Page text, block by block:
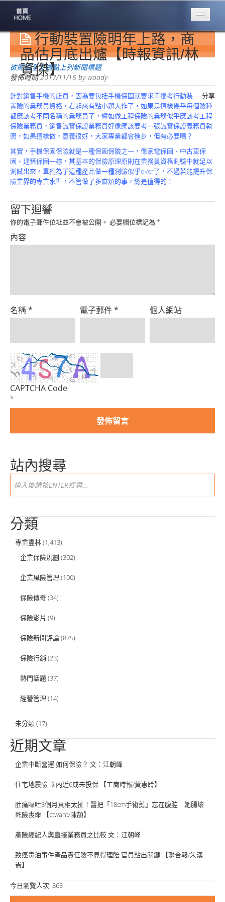
專業豐林
Professional
保險大家談
1386集
台灣商業保險
第一品牌
關於豐林
About
服務項目
Service
火災保額
商品簡介
Product
行動裝置險明年上路，商
品估月底出爐【時報資訊/林
資傑】
欲閱讀全文請點上列新聞標題
發佈時間2017/11/15 bywoody
分享
針對銷售手機的店員，因為要包括手機保固就要求單獨考行動裝
置險的業務員資格，看起來有點小題大作了，如果是這樣幾乎每個險種
都應該考不同名稱的業務員了，譬如做工程保險的業務似乎應該考工程
保險業務員，銷售誠實保證業務員好像應該要考一張誠實保證義務員執
照，如果這樣做，意義很好，大家專業都會進步，但有必要嗎？
其實，手機保固保險就是一種保固保險之一，像家電保固、中古車保
固、建築保固一樣，其基本的保險原理原則在業務員資格測驗中就足以
測試出來，單獨為了這種產品做一種測驗似乎over了，不過若能提升保
險業界的專業水準，不管做了多麻煩的事，總是值得的！
留下迴響
你的電子郵件位址並不會被公開。 必要欄位標記為 *
內容
名稱* 電子郵件* 個人網站
CAPTCHA Code
*
站內搜尋
分類
專業豐林(1,413)
企業保險規劃 (302)
企業風險管理 (100)
保險傳奇(34)
保險影片 (9)
保險新聞評論(875)
保險行銷 (23)
熱門話題(37)
經營管理 (14)
未分類(17)
近期文章
企業中斷營運 如何保險？ 文：江朝峰
住宅地震險 國內近6成未投保 【工商時報/黃惠聆】
肚痛嘔吐3個月真相太扯！醫把「18cm手術剪」忘在腹腔 她腸壞
死險喪命 【ctwant/陳頡】
產險經紀人與直接業務員之比較 文：江朝峰
致癌毒油事件產品責任險不見得理賠 官員點出關鍵 【聯合報/朱漢
崙】
今日瀏覽人次: 363